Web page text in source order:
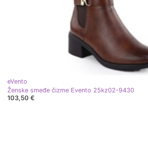
eVento
Ženske smeđe čizme Evento 25kz02-9430
103,50 €